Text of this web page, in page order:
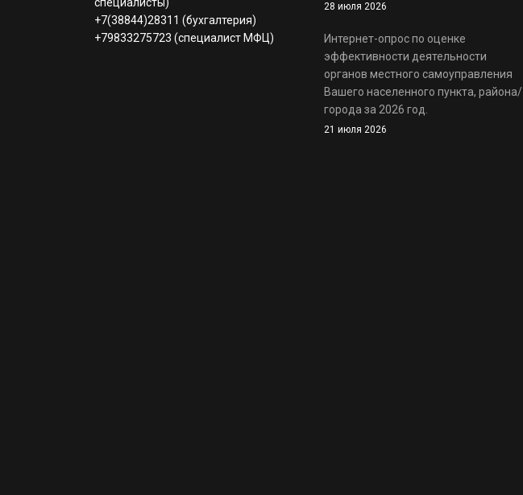
+7(38844)28311 (бухгалтерия)
+79833275723 (специалист МФЦ)
28 июля 2026
Интернет-опрос по оценке
эффективности деятельности
органов местного самоуправления
Вашего населенного пункта, района/
города за 2026 год.
21 июля 2026